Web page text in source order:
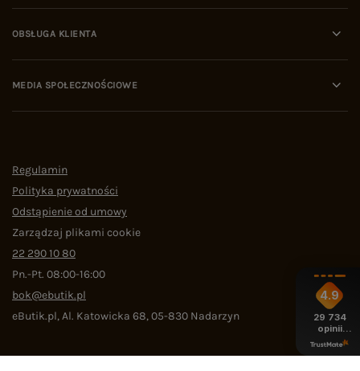
OBSŁUGA KLIENTA
MEDIA SPOŁECZNOŚCIOWE
Regulamin
Polityka prywatności
Odstąpienie od umowy
Zarządzaj plikami cookie
22 290 10 80
Pn.-Pt. 08:00-16:00
bok@ebutik.pl
eButik.pl,Al. Katowicka 68,05-830 Nadarzyn
4.9
29 734
opinii
z całego